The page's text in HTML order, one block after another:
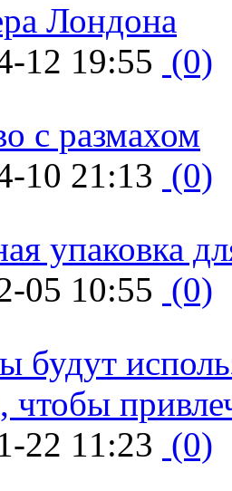
Лондона
12 19:55 (0)
с размахом
10 21:13 (0)
упаковка
05 10:55 (0)
будут
чтобы
22 11:23 (0)